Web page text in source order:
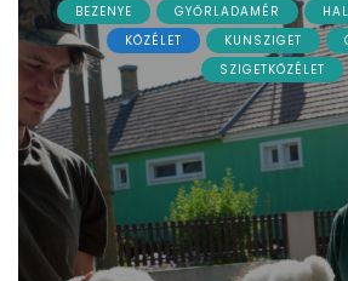
BEZENYE GYŐRLADAMÉR
KÖZÉLET
KUNSZIGET
SZIGETKÖZÉLET